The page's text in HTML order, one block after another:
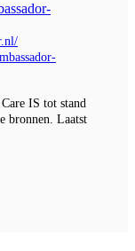
IS tot stand
bronnen. Laatst